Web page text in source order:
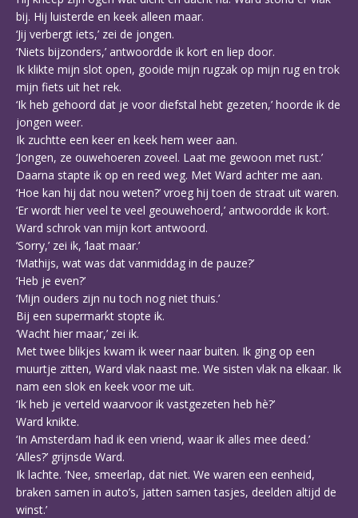
bij. Hij luisterde en keek alleen maar.
‘Jij verbergt iets,’ zei de jongen.
‘Niets bijzonders,’ antwoordde ik kort en liep door.
Ik klikte mijn slot open, gooide mijn rugzak op mijn rug en trok
mijn fiets uit het rek.
‘Ik heb gehoord dat je voor diefstal hebt gezeten,’ hoorde ik de
jongen weer.
Ik zuchtte een keer en keek hem weer aan.
‘Jongen, ze ouwehoeren zoveel. Laat me gewoon met rust.’
Daarna stapte ik op en reed weg. Met Ward achter me aan.
‘Hoe kan hij dat nou weten?’ vroeg hij toen de straat uit waren.
‘Er wordt hier veel te veel geouwehoerd,’ antwoordde ik kort.
Ward schrok van mijn kort antwoord.
‘Sorry,’ zei ik, ‘laat maar.’
‘Mathijs, wat was dat vanmiddag in de pauze?’
‘Heb je even?’
‘Mijn ouders zijn nu toch nog niet thuis.’
Bij een supermarkt stopte ik.
‘Wacht hier maar,’ zei ik.
Met twee blikjes kwam ik weer naar buiten. Ik ging op een
muurtje zitten, Ward vlak naast me. We sisten vlak na elkaar. Ik
nam een slok en keek voor me uit.
‘Ik heb je verteld waarvoor ik vastgezeten heb hè?’
Ward knikte.
‘In Amsterdam had ik een vriend, waar ik alles mee deed.’
‘Alles?’ grijnsde Ward.
Ik lachte. ‘Nee, smeerlap, dat niet. We waren een eenheid,
braken samen in auto’s, jatten samen tasjes, deelden altijd de
winst.’